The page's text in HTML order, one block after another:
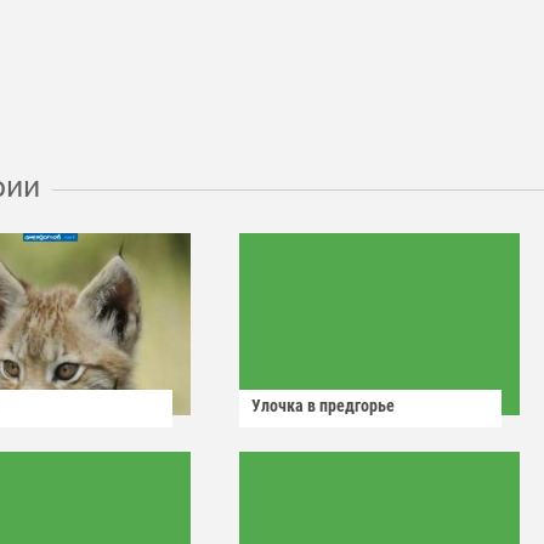
Улочка в предгорье